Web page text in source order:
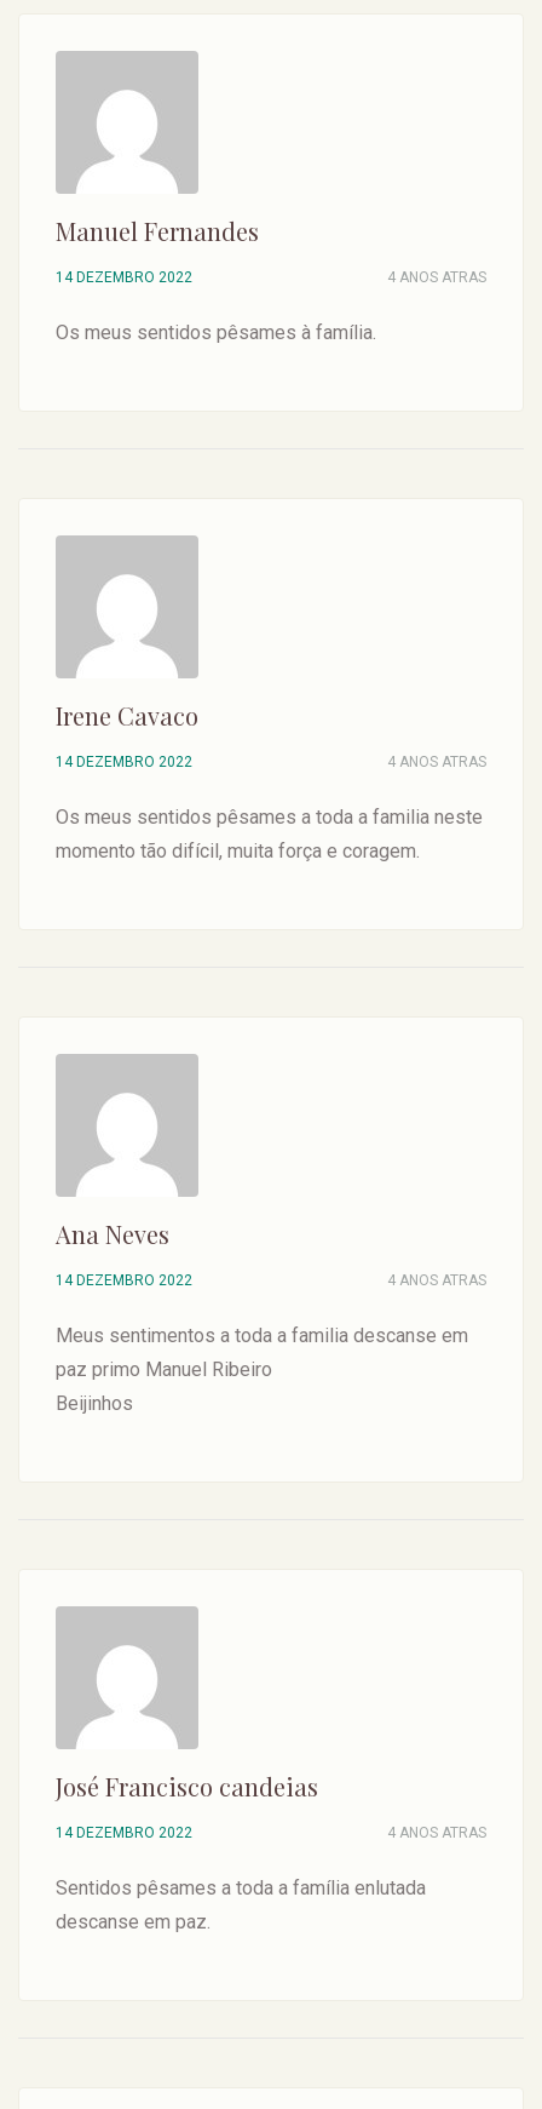
Manuel Fernandes
14 DEZEMBRO 2022 4 ANOS ATRAS
Os meus sentidos pêsames à família.
Irene Cavaco
14 DEZEMBRO 2022 4 ANOS ATRAS
Os meus sentidos pêsames a toda a familia neste
momento tão difícil, muita força e coragem.
Ana Neves
14 DEZEMBRO 2022 4 ANOS ATRAS
Meus sentimentos a toda a familia descanse em
paz primo Manuel Ribeiro
Beijinhos
José Francisco candeias
14 DEZEMBRO 2022 4 ANOS ATRAS
Sentidos pêsames a toda a família enlutada
descanse em paz.